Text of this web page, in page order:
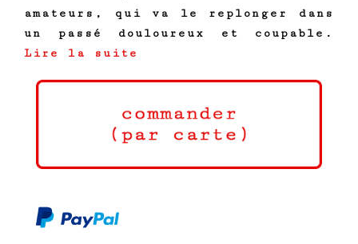
amateurs, qui va le replonger dans
un passé douloureux et coupable.
Lire la suite